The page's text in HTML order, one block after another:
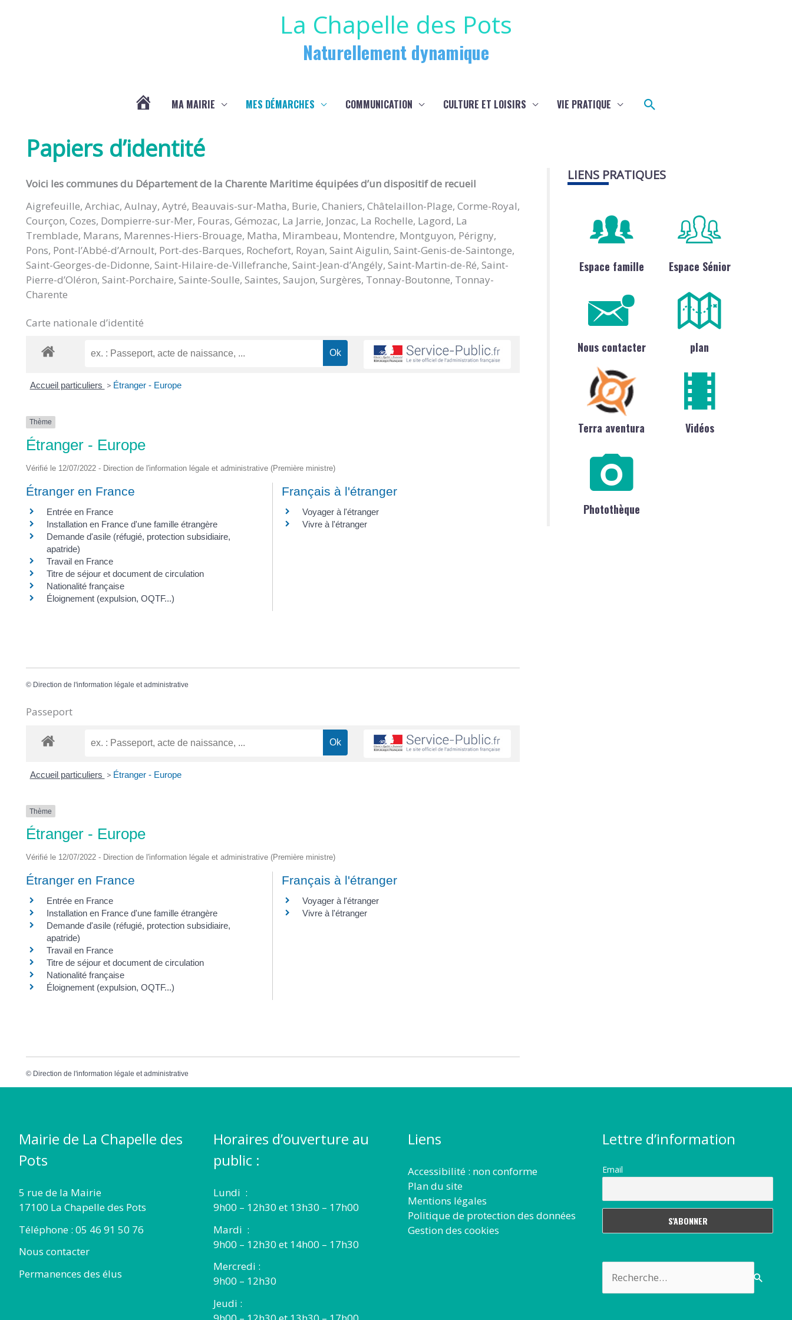
La Chapelle des Pots
Naturellement dynamique
DE
CHAPELLE
DES
MA MAIRIE MES DÉMARCHES COMMUNICATION CULTURE ET LOISIRS VIE PRATIQUE Rechercher
Papiers d’identité
Voici les communes du Département de la Charente Maritime équipées d’un dispositif de recueil
Aigrefeuille, Archiac, Aulnay, Aytré, Beauvais-sur-Matha, Burie, Chaniers, Châtelaillon-Plage, Corme-Royal,
Courçon, Cozes, Dompierre-sur-Mer, Fouras, Gémozac, La Jarrie, Jonzac, La Rochelle, Lagord, La
Tremblade, Marans, Marennes-Hiers-Brouage, Matha, Mirambeau, Montendre, Montguyon, Périgny,
Pons, Pont-l’Abbé-d’Arnoult, Port-des-Barques, Rochefort, Royan, Saint Aigulin, Saint-Genis-de-Saintonge,
Saint-Georges-de-Didonne, Saint-Hilaire-de-Villefranche, Saint-Jean-d’Angély, Saint-Martin-de-Ré, Saint-
Pierre-d’Oléron, Saint-Porchaire, Sainte-Soulle, Saintes, Saujon, Surgères, Tonnay-Boutonne, Tonnay-
Charente
Carte nationale d’identité
Accueil particuliers > Étranger - Europe
Thème
Étranger - Europe
Vérifié le 12/07/2022 - Direction de l'information légale et administrative (Première ministre)
Étranger en France
Entrée en France
Installation en France d'une famille étrangère
Demande d'asile (réfugié, protection subsidiaire,
apatride)
Travail en France
Titre de séjour et document de circulation
Nationalité française
Éloignement (expulsion, OQTF...)
Français à l'étranger
Voyager à l'étranger
Vivre à l'étranger
© Direction de l'information légale et administrative
Passeport
Accueil particuliers > Étranger - Europe
Thème
Étranger - Europe
Vérifié le 12/07/2022 - Direction de l'information légale et administrative (Première ministre)
Étranger en France
Entrée en France
Installation en France d'une famille étrangère
Demande d'asile (réfugié, protection subsidiaire,
apatride)
Travail en France
Titre de séjour et document de circulation
Nationalité française
Éloignement (expulsion, OQTF...)
Français à l'étranger
Voyager à l'étranger
Vivre à l'étranger
© Direction de l'information légale et administrative
LIENS PRATIQUES
Espace famille Espace Sénior
Nous contacter plan
Terra aventura Vidéos
Photothèque
Mairie de La Chapelle des
Pots
5 rue de la Mairie
17100 La Chapelle des Pots
Téléphone : 05 46 91 50 76
Nous contacter
Permanences des élus
Horaires d’ouverture au
public :
Lundi :
9h00 – 12h30 et 13h30 – 17h00
Mardi :
9h00 – 12h30 et 14h00 – 17h30
Mercredi :
9h00 – 12h30
Jeudi :
Liens
Accessibilité : non conforme
Plan du site
Mentions légales
Politique de protection des données
Gestion des cookies
Lettre d’information
Email